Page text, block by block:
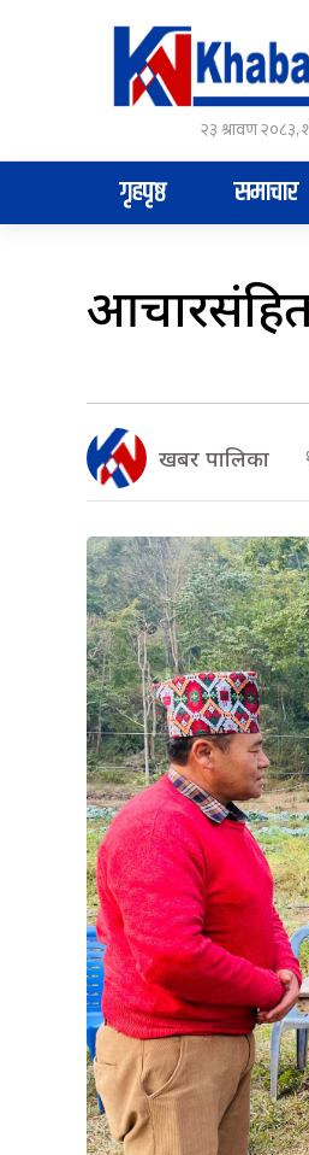
२३ श्रावण २०८३,
गृहपृष्ठ समाचार
खबर पालिका